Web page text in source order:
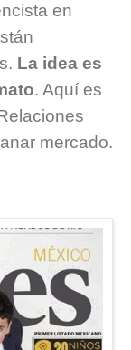
en
La idea es
. Aquí es
mercado.